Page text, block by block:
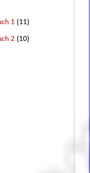
1 (11)
2 (10)